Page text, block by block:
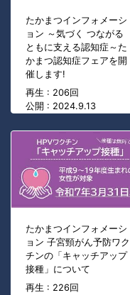
たかまつインフォメーシ
ョン ～気づく つながる
ともに支える認知症～た
かまつ認知症フェアを開
催します!
再生 : 206回
公開 : 2024.9.13
たかまつインフォメーシ
ョン 子宮頸がん予防ワク
チンの「キャッチアップ
接種」について
再生 : 226回